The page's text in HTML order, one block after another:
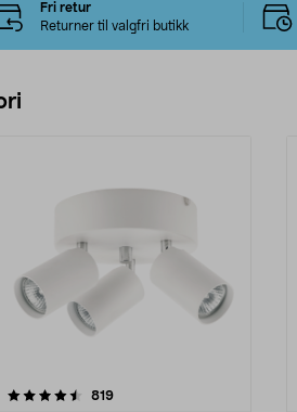
Fri retur
Returner til valgfri butikk
819anmeldelser
4.0 av 5 stjerner